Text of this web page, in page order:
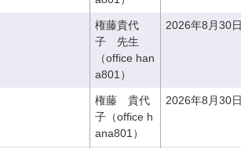
権藤貴代
子 先生
（office han
a801）
2026年8月30日
権藤 貴代
子（office h
ana801）
2026年8月30日